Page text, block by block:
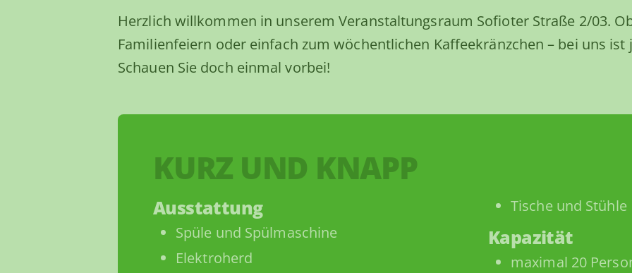
Herzlich willkommen in unserem Veranstaltungsraum Sofioter Straße 2/03.
Familienfeiern oder einfach zum wöchentlichen Kaffeekränzchen – bei uns
Schauen Sie doch einmal vorbei!
KURZ UND KNAPP
Ausstattung
Spüle und Spülmaschine
Elektroherd
Tische und Stühle
Kapazität
maximal 20